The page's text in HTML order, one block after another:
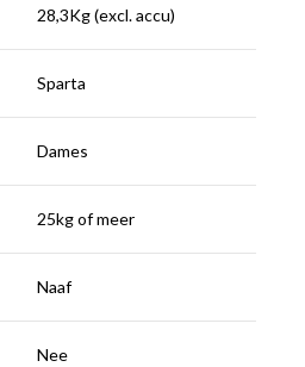
28,3Kg (excl. accu)
Sparta
Dames
25kg of meer
Naaf
Nee